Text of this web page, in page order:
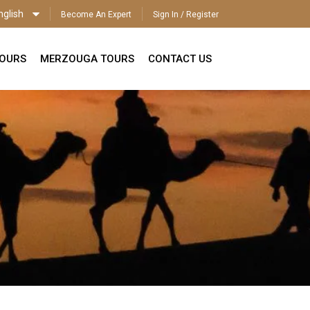
Become An Expert Sign In / Register
MERZOUGA TOURS CONTACT US
ENGLISH